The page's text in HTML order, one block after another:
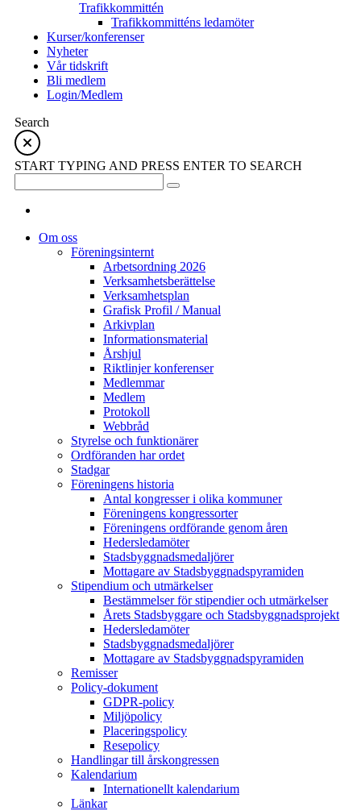
Trafikkommittén
Trafikkommitténs ledamöter
Kurser/konferenser
Nyheter
Vår tidskrift
Bli medlem
Login/Medlem
Search
START TYPING AND PRESS ENTER TO SEARCH
Om oss
Föreningsinternt
Arbetsordning 2026
Verksamhetsberättelse
Verksamhetsplan
Grafisk Profil / Manual
Arkivplan
Informationsmaterial
Årshjul
Riktlinjer konferenser
Medlemmar
Medlem
Protokoll
Webbråd
Styrelse och funktionärer
Ordföranden har ordet
Stadgar
Föreningens historia
Antal kongresser i olika kommuner
Föreningens kongressorter
Föreningens ordförande genom åren
Hedersledamöter
Stadsbyggnadsmedaljörer
Mottagare av Stadsbyggnadspyramiden
Stipendium och utmärkelser
Bestämmelser för stipendier och utmärkelser
Årets Stadsbyggare och Stadsbyggnadsprojekt
Hedersledamöter
Stadsbyggnadsmedaljörer
Mottagare av Stadsbyggnadspyramiden
Remisser
Policy-dokument
GDPR-policy
Miljöpolicy
Placeringspolicy
Resepolicy
Handlingar till årskongressen
Kalendarium
Internationellt kalendarium
Länkar